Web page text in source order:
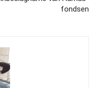
fondsen